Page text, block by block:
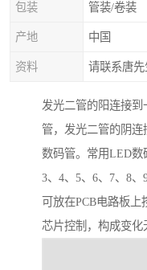
包装 管装/卷装
产地 中国
资料 请联系唐先
发光二管的阳连接
管，发光二管的阴连
数码管。常用LED数
3、4、5、6、7、8、
可放在PCB电路板
芯片控制，构成变化